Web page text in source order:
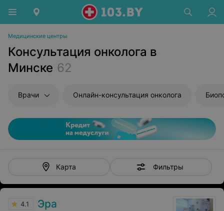
Медицинские центры
Консультация онколога в
Минске 62
Врачи Онлайн-консультация онколога
Карта Фильтры
4.1 Эра